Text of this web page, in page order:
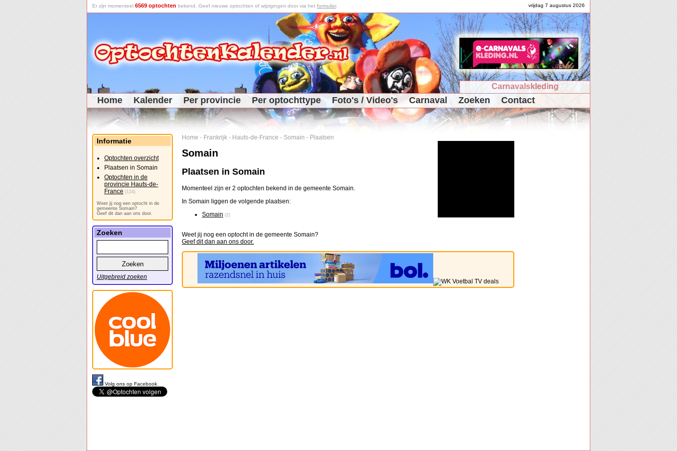
vrijdag 7 augustus 2026
Er zijn momenteel 6569 optochten bekend. Geef nieuwe optochten of wijzigingen door via het formulier.
Carnavalskleding
Home Kalender Per provincie Per optochttype Foto's / Video's Carnaval Zoeken Contact
Home - Frankrijk - Hauts-de-France - Somain - Plaatsen
Somain
Plaatsen in Somain
Momenteel zijn er 2 optochten bekend in de gemeente Somain.
In Somain liggen de volgende plaatsen:
Somain (2)
Weet jij nog een optocht in de gemeente Somain?
Geef dit dan aan ons door.
Informatie
Optochten overzicht
Plaatsen in Somain
Optochten in de
provincie Hauts-de-
France (124)
Weet jij nog een optocht in de
gemeente Somain?
Geef dit dan aan ons door.
Zoeken
Uitgebreid zoeken
Volg ons op Facebook